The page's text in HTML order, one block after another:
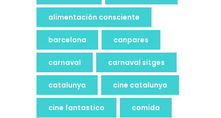
alimentación consciente
barcelona canpares
carnaval carnaval sitges
catalunya cine catalunya
cine fantastico comida